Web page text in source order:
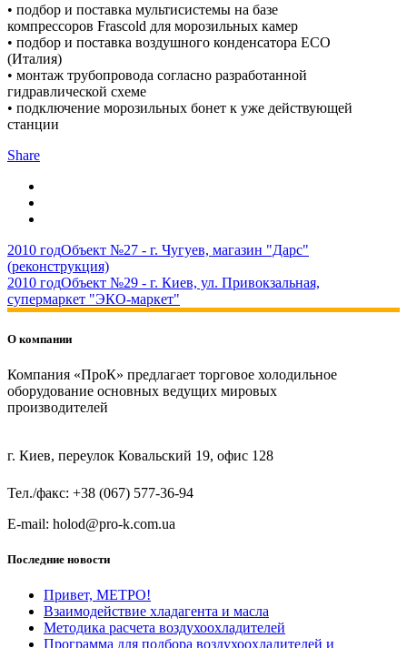
• подбор и поставка мультисистемы на базе
компрессоров Frascold для морозильных камер
• подбор и поставка воздушного конденсатора ЕСО
(Италия)
• монтаж трубопровода согласно разработанной
гидравлической схеме
• подключение морозильных бонет к уже действующей
станции
Share
2010 годОбъект №27 - г. Чугуев, магазин "Дарс"
(реконструкция)
2010 годОбъект №29 - г. Киев, ул. Привокзальная,
супермаркет "ЭКО-маркет"
О компании
Компания «ПроК» предлагает торговое холодильное
оборудование основных ведущих мировых
производителей
г. Киев, переулок Ковальский 19, офис 128
Тел./факс: +38 (067) 577-36-94
E-mail: holod@pro-k.com.ua
Последние новости
Привет, МЕТРО!
Взаимодействие хладагента и масла
Методика расчета воздухоохладителей
Программа для подбора воздухоохладителей и